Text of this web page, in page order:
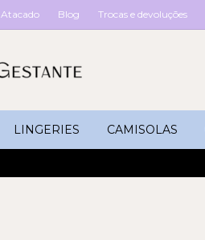
Atacado Blog Trocas e devoluções
LINGERIES CAMISOLAS